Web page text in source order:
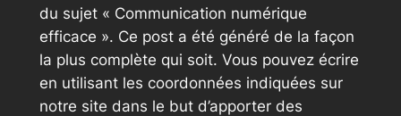
du sujet « Communication numérique
efficace ». Ce post a été généré de la façon
la plus complète qui soit. Vous pouvez écrire
en utilisant les coordonnées indiquées sur
notre site dans le but d’apporter des